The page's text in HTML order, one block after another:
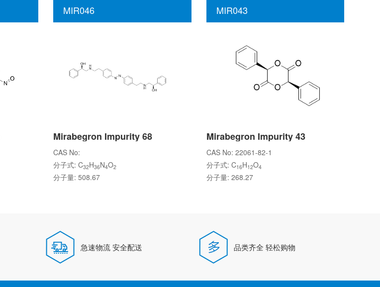
MIR046
Mirabegron Impurity 68
CAS No:
分子式: C32H36N4O2
分子量: 508.67
MIR043
Mirabegron Impurity 43
CAS No: 22061-82-1
分子式: C16H12O4
分子量: 268.27
急速物流 安全配送 品类齐全 轻松购物